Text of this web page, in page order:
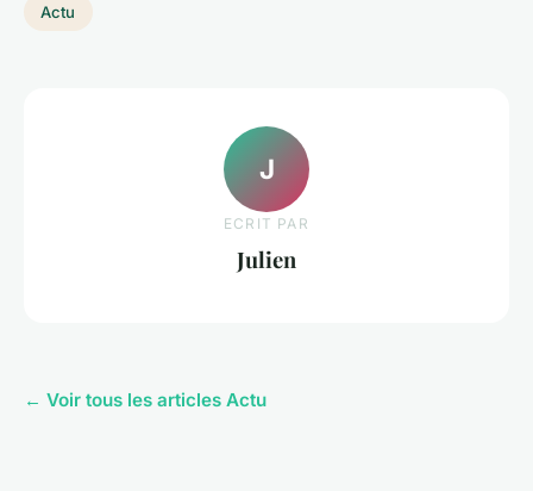
Actu
J
ECRIT PAR
Julien
← Voir tous les articles Actu